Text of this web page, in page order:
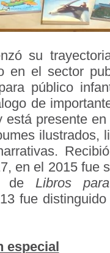
su
en el sector
público
de
está presente
ilustrados,
en el 2015 fue
de Libros
fue
especial